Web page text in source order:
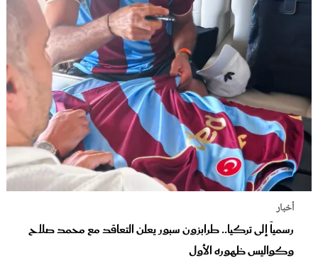
أخبار
رسمياً إلى تركيا.. طرابزون سبور يعلن التعاقد مع محمد صلاح
وكواليس ظهوره الأول